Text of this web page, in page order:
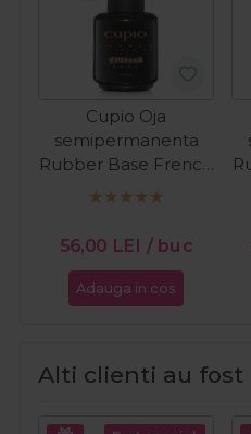
Cupio Oja
semipermanenta
Rubber Base French
Collection - Milky
56,00 LEI / buc
Adauga in cos
Alti clienti au fost